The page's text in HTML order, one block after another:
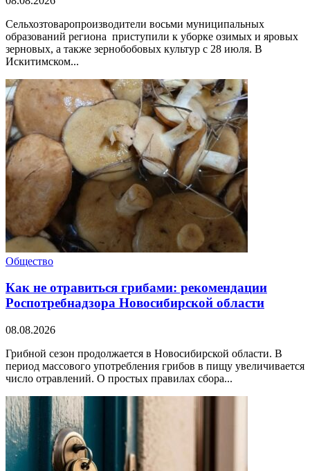
Сельхозтоваропроизводители восьми муниципальных
образований региона приступили к уборке озимых и яровых
зерновых, а также зернобобовых культур с 28 июля. В
Искитимском...
Общество
Как не отравиться грибами: рекомендации
Роспотребнадзора Новосибирской области
08.08.2026
Грибной сезон продолжается в Новосибирской области. В
период массового употребления грибов в пищу увеличивается
число отравлений. О простых правилах сбора...